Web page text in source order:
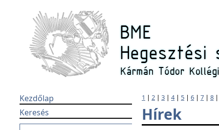
Kezdőlap
Keresés
1 | 2 | 3 | 4| 5 | 6 | 7 | 8
Hírek